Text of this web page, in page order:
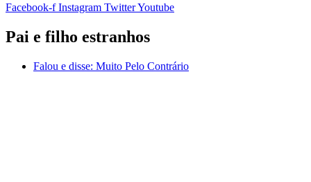
Facebook-f Instagram TwitterYoutube
Pai e filho estranhos
Falou e disse: Muito Pelo Contrário